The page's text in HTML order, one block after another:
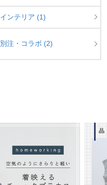
インテリア (1)
別注・コラボ (2)